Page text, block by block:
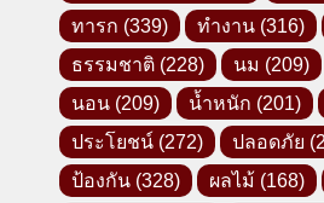
ทารก (339) ทำงาน (316)
ธรรมชาติ (228) นม (209)
นอน (209) น้ำหนัก (201)
ประโยชน์ (272) ปลอดภัย
ป้องกัน (328) ผลไม้ (168)